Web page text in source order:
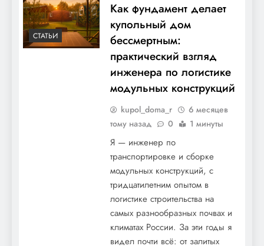
СТАТЬИ
Как фундамент делает
купольный дом
бессмертным:
практический взгляд
инженера по логистике
модульных конструкций
kupol_doma_r
6 месяцев
тому назад
0 1 минуты
Я — инженер по
транспортировке и сборке
модульных конструкций, с
тридцатилетним опытом в
логистике строительства на
самых разнообразных почвах и
климатах России. За эти годы я
видел почти всё: от залитых